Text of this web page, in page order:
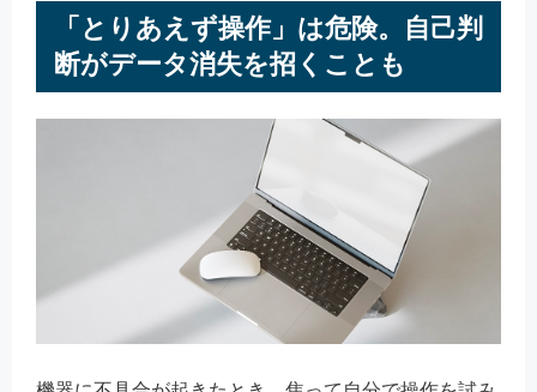
「とりあえず操作」は危険。自己判
断がデータ消失を招くことも